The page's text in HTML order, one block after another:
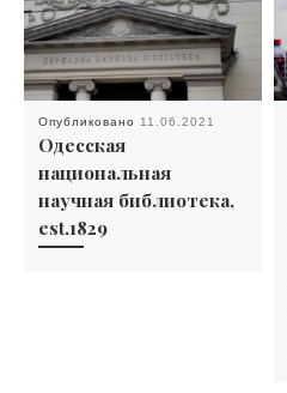
Опубликовано 11.06.2021
Одесская
национальная
научная библиотека,
est.1829